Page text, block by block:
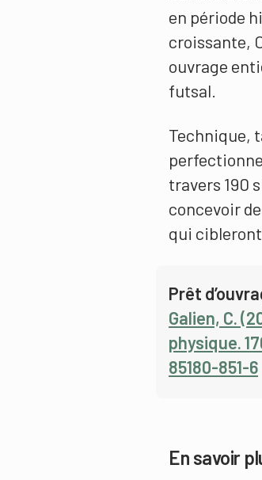
en période
croissante,
ouvrage
futsal.
Technique,
travers 190
concevoir
qui
Prêt
Galien, C.
physique.
85180-851-6
En savoir